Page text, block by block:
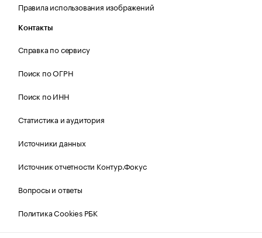
Правила использования изображений
Контакты
Справка по сервису
Поиск по ОГРН
Поиск по ИНН
Статистика и аудитория
Источники данных
Источник отчетности Контур.Фокус
Вопросы и ответы
Политика Cookies РБК